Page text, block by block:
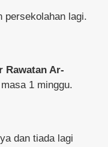
persekolahan lagi.
Rawatan Ar-
1 minggu.
dan tiada lagi